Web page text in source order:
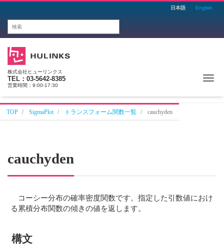
日本語 English
株式会社ヒューリンクス
TEL：03-5642-8385
営業時間：9:00-17:30
TOP SigmaPlot トランスフォーム関数一覧 cauchyden
cauchyden
コーシー分布の確率密度関数です。指定した引数値におけ
る累積分布関数の傾きの値を返します。
構文